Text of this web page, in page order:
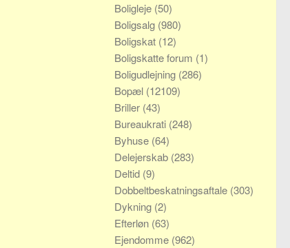
Boligleje (50)
Boligsalg (980)
Boligskat (12)
Boligskatte forum (1)
Boligudlejning (286)
Bopæl (12109)
Briller (43)
Bureaukrati (248)
Byhuse (64)
Delejerskab (283)
Deltid (9)
Dobbeltbeskatningsaftale (303)
Dykning (2)
Efterløn (63)
Ejendomme (962)